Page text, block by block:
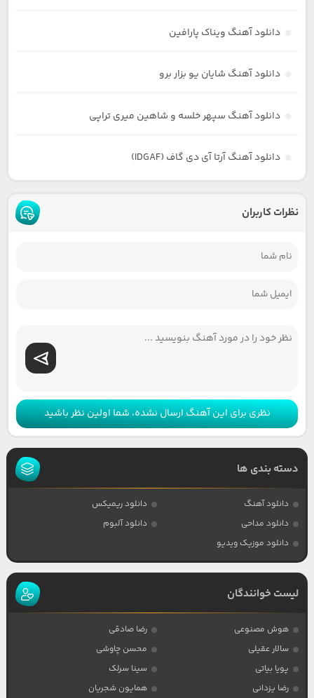
دانلود آهنگ ویناک پارافین
دانلود آهنگ شایان یو بزار برو
دانلود آهنگ سپهر خلسه و شاهین میری تراپی
دانلود آهنگ آرتا آی دی گاف (IDGAF)
نظرات کاربران
نظری برای این آهنگ ارسال نشده، شما اولین نظر باشید
دسته بندی ها
دانلود آهنگ
دانلود ریمیکس
دانلود مداحی
دانلود آلبوم
دانلود موزیک ویدیو
لیست خوانندگان
هوش مصنوعی
رضا صادقی
سالار عقیلی
محسن چاوشی
پویا بیاتی
سینا سرلک
رضا یزدانی
همایون شجریان